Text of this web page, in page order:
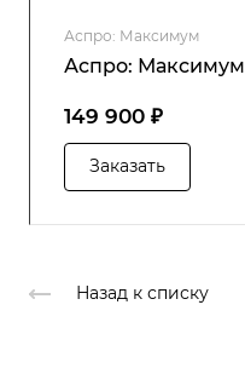
Аспро: Максимум
Аспро: Максимум
149 900 ₽
Заказать
Назад к списку